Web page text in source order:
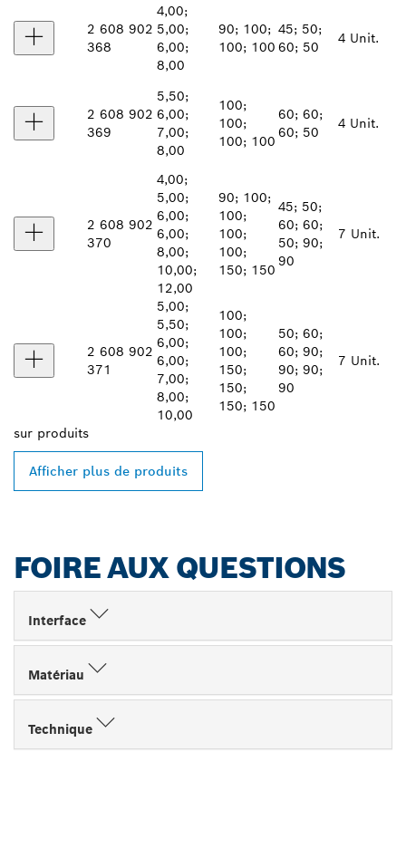
2 608 902
368
4,00;
5,00;
6,00;
8,00
90; 100;
100; 100
45; 50;
60; 50
4 Unit.
2 608 902
369
5,50;
6,00;
7,00;
8,00
100;
100;
100; 100
60; 60;
60; 50
4 Unit.
2 608 902
370
4,00;
5,00;
6,00;
6,00;
8,00;
10,00;
12,00
90; 100;
100;
100;
100;
150; 150
45; 50;
60; 60;
50; 90;
90
7 Unit.
2 608 902
371
5,00;
5,50;
6,00;
6,00;
7,00;
8,00;
10,00
100;
100;
100;
150;
150;
150; 150
50; 60;
60; 90;
90; 90;
90
7 Unit.
sur produits
Afficher plus de produits
FOIRE AUX QUESTIONS
Interface
Matériau
Technique